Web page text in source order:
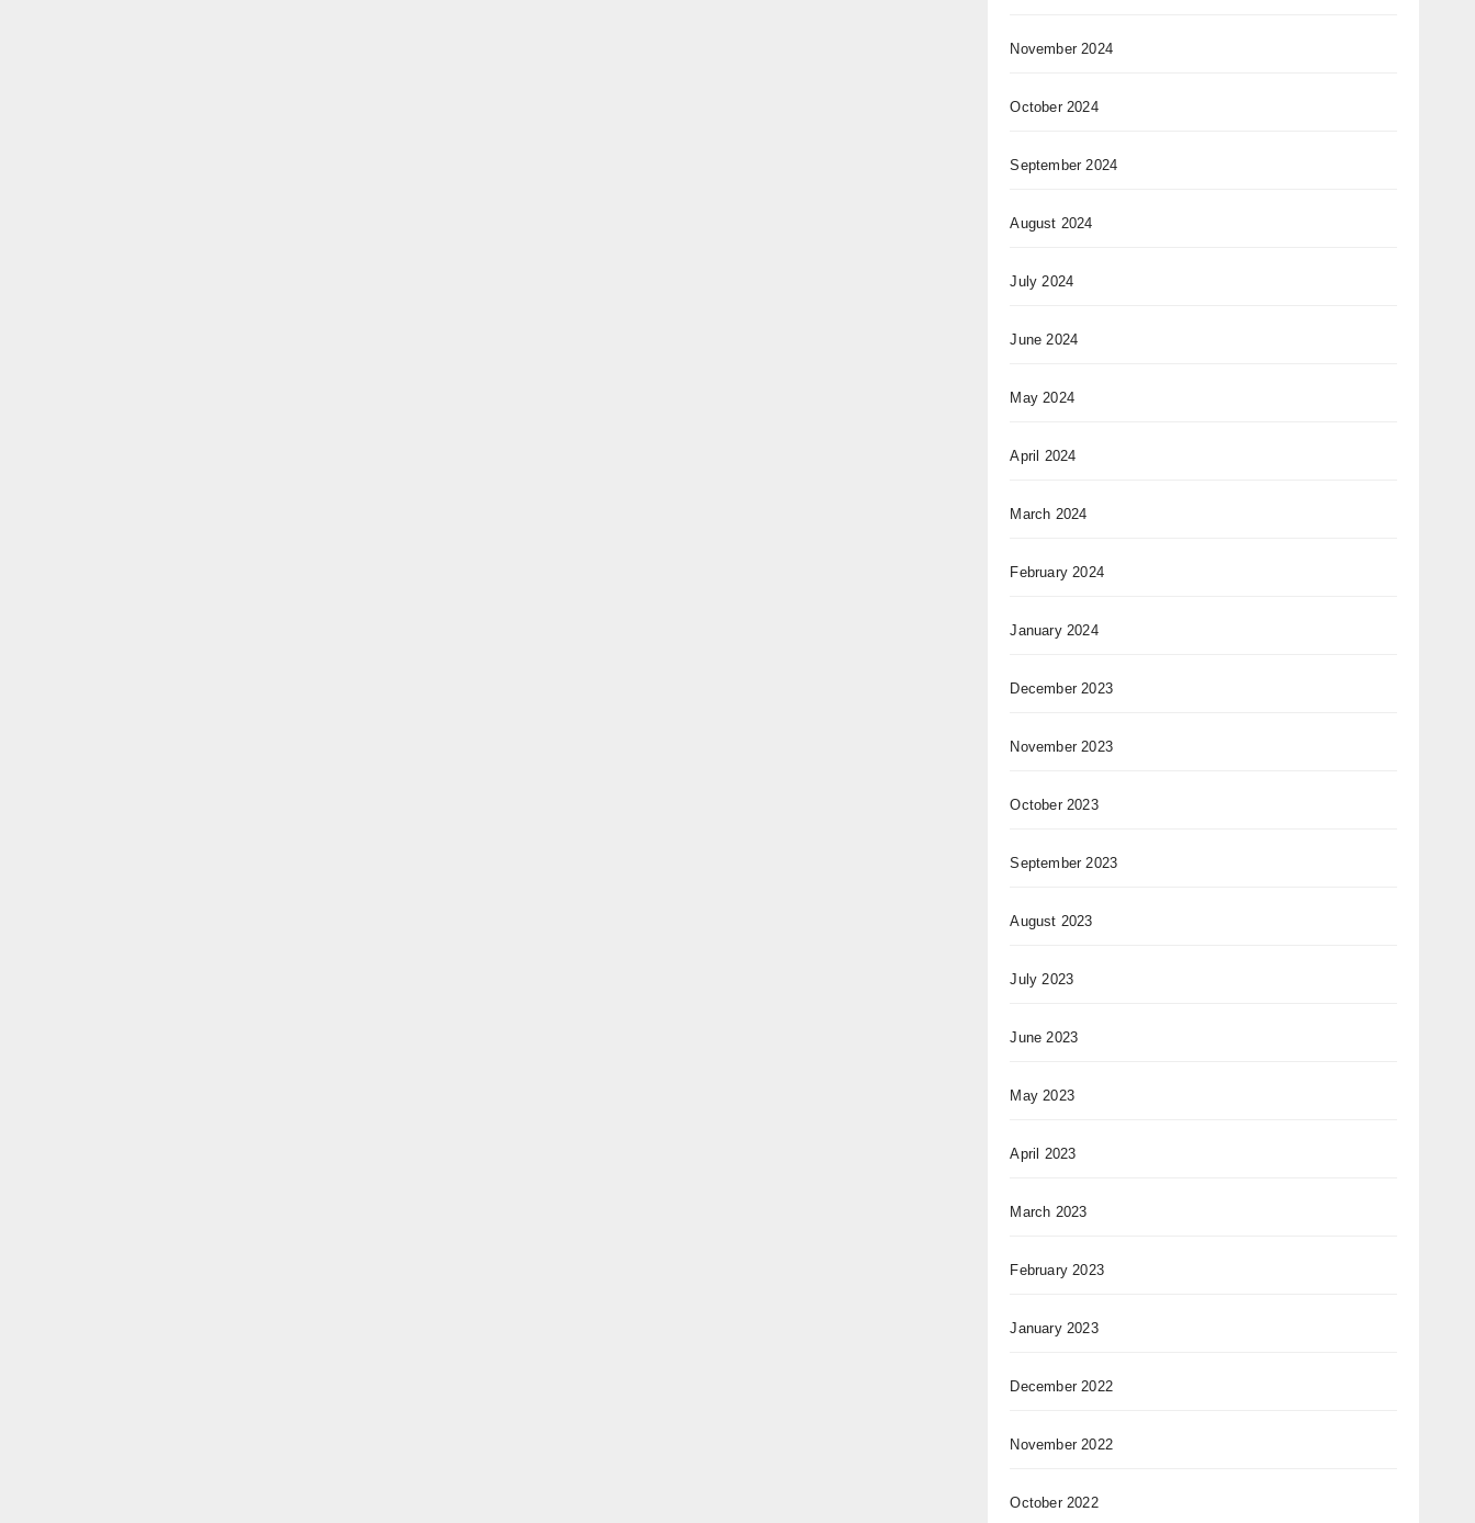
November 2024
October 2024
September 2024
August 2024
July 2024
June 2024
May 2024
April 2024
March 2024
February 2024
January 2024
December 2023
November 2023
October 2023
September 2023
August 2023
July 2023
June 2023
May 2023
April 2023
March 2023
February 2023
January 2023
December 2022
November 2022
October 2022